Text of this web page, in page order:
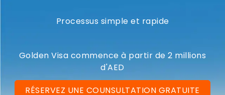
Processus simple et rapide
Golden Visa commence à partir de 2 millions
d'AED
RÉSERVEZ UNE COUNSULTATION GRATUITE